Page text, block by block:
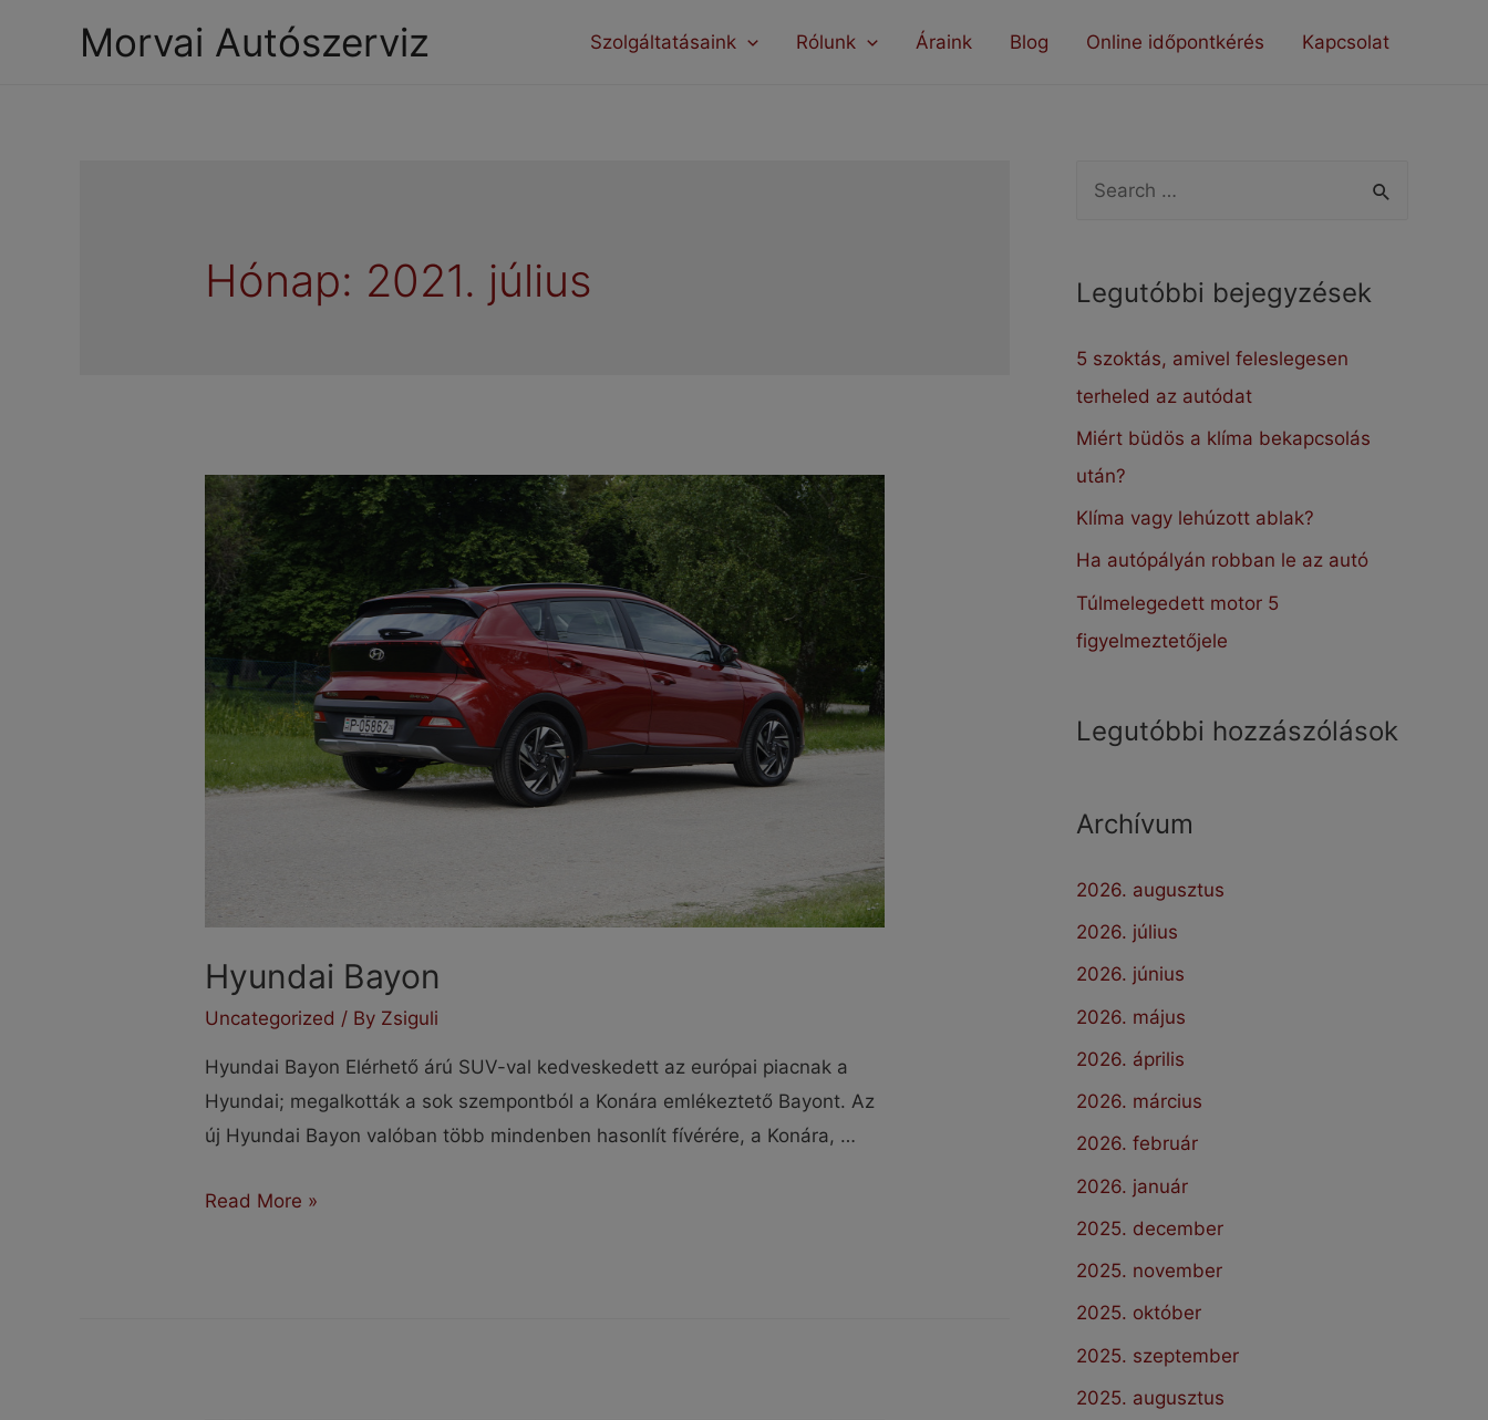
Morvai Autószerviz Szolgáltatásaink Rólunk Áraink Blog Online időpontkérés Kapcsolat
Hónap: 2021. július
Hyundai Bayon
Uncategorized / By Zsiguli
Hyundai Bayon Elérhető árú SUV-val kedveskedett az európai piacnak a
Hyundai; megalkották a sok szempontból a Konára emlékeztető Bayont. Az
új Hyundai Bayon valóban több mindenben hasonlít fívérére, a Konára, …
Hyundai
Read More »
h
f
o
r
:
Legutóbbi bejegyzések
5 szoktás, amivel feleslegesen
terheled az autódat
Miért büdös a klíma bekapcsolás
után?
Klíma vagy lehúzott ablak?
Ha autópályán robban le az autó
Túlmelegedett motor 5
figyelmeztetőjele
Legutóbbi hozzászólások
Archívum
2026. augusztus
2026. július
2026. június
2026. május
2026. április
2026. március
2026. február
2026. január
2025. december
2025. november
2025. október
2025. szeptember
2025. augusztus